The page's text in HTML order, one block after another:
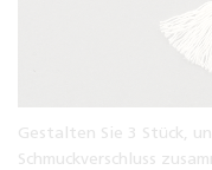
Gestalten Sie 3 Stück,
Schmuckverschluss